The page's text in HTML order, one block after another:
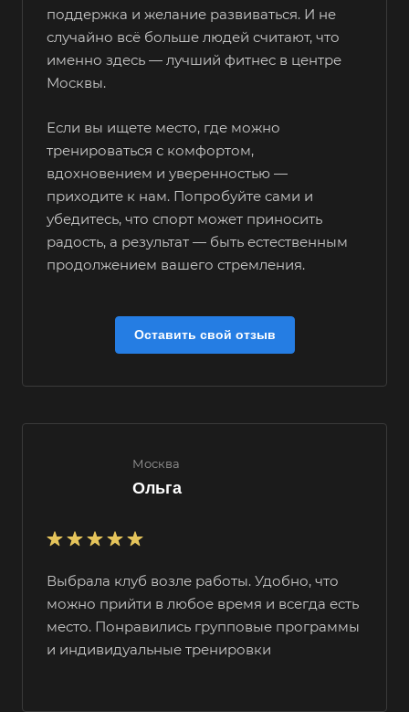
поддержка и желание развиваться. И не
случайно всё больше людей считают, что
именно здесь — лучший фитнес в центре
Москвы.
Если вы ищете место, где можно
тренироваться с комфортом,
вдохновением и уверенностью —
приходите к нам. Попробуйте сами и
убедитесь, что спорт может приносить
радость, а результат — быть естественным
продолжением вашего стремления.
Оставить свой отзыв
Москва
Ольга
Выбрала клуб возле работы. Удобно, что
можно прийти в любое время и всегда есть
место. Понравились групповые программы
и индивидуальные тренировки